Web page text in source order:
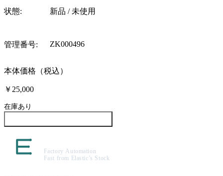
状態: 新品 / 未使用
管理番号: ZK000496
本体価格（税込）
￥25,000
在庫あり